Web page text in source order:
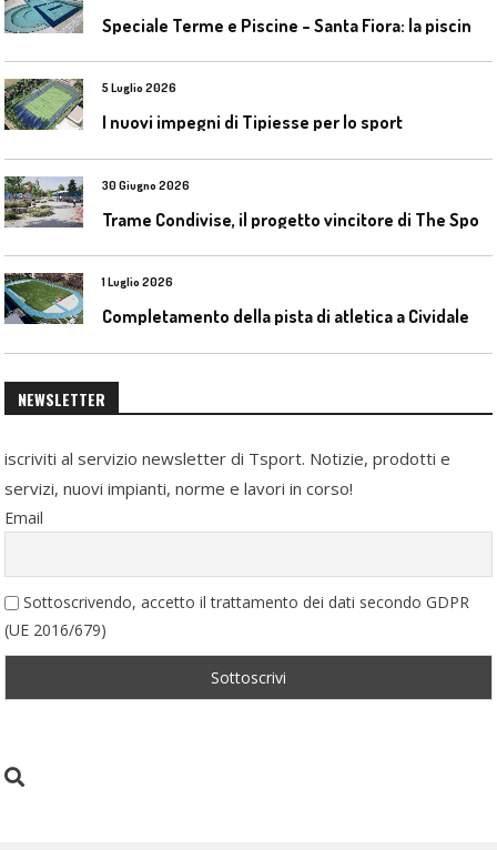
5 Luglio 2026
I nuovi impegni di Tipiesse per lo sport
30 Giugno 2026
1 Luglio 2026
NEWSLETTER
iscriviti al servizio newsletter di Tsport. Notizie, prodotti e
servizi, nuovi impianti, norme e lavori in corso!
Email
Sottoscrivendo, accetto il trattamento dei dati secondo GDPR
(UE 2016/679)